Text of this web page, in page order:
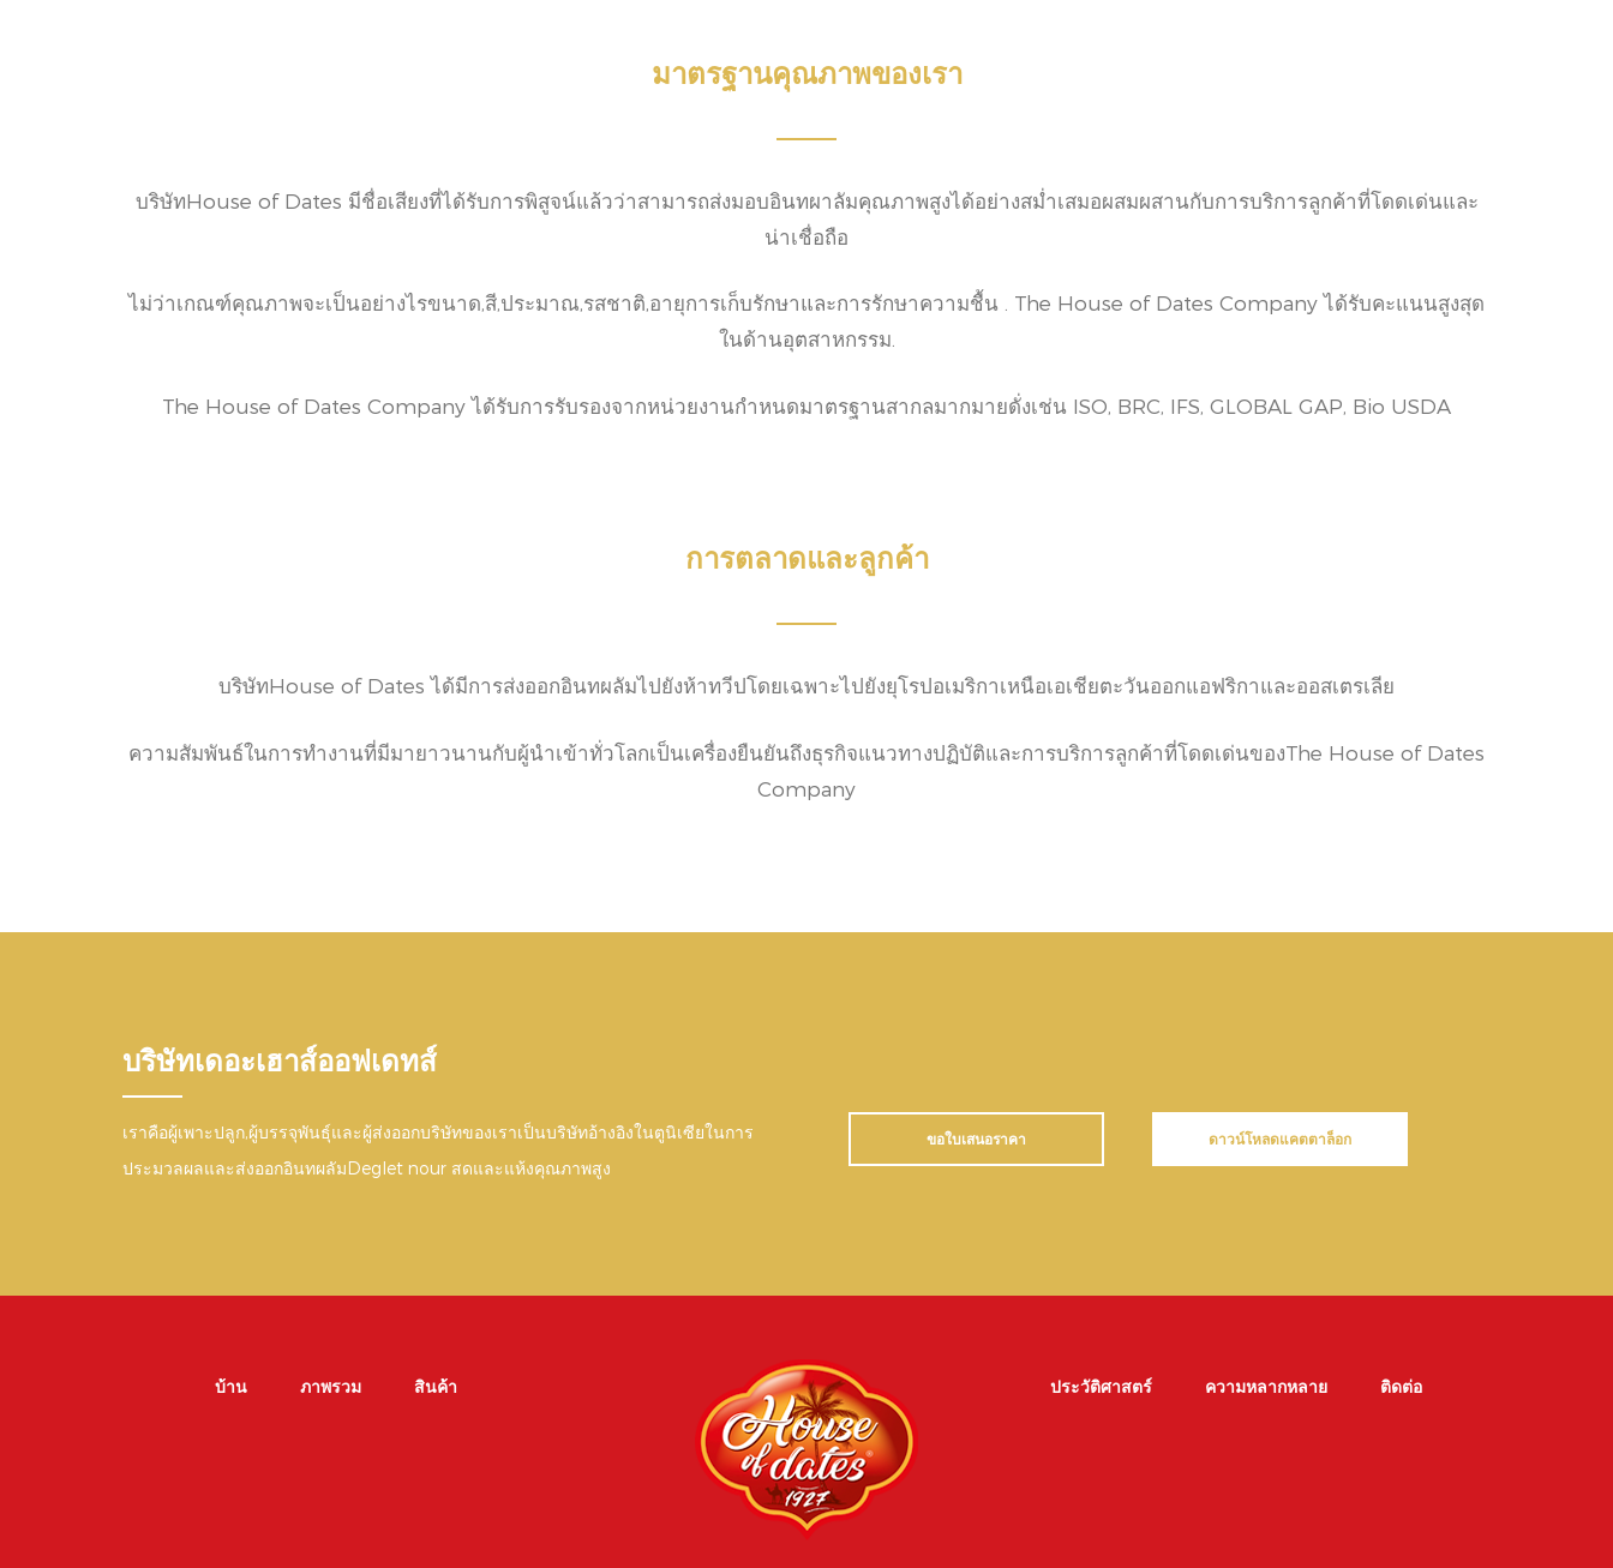
มาตรฐานคุณภาพของเรา
บริษัทHouse of Dates มีชื่อเสียงที่ได้รับการพิสูจน์แล้วว่าสามารถส่งมอบอินทผาลัมคุณภาพสูงได้อย่างสม่ำเสมอผสมผสานกับการบริการลูกค้าที่โดดเด่นและ
น่าเชื่อถือ
ไม่ว่าเกณฑ์คุณภาพจะเป็นอย่างไรขนาด,สี,ประมาณ,รสชาติ,อายุการเก็บรักษาและการรักษาความชื้น . The House of Dates Company ได้รับคะแนนสูงสุด
ในด้านอุตสาหกรรม.
The House of Dates Company ได้รับการรับรองจากหน่วยงานกำหนดมาตรฐานสากลมากมายดั่งเช่น ISO, BRC, IFS, GLOBAL GAP, Bio USDA
การตลาดและลูกค้า
บริษัทHouse of Dates ได้มีการส่งออกอินทผลัมไปยังห้าทวีปโดยเฉพาะไปยังยุโรปอเมริกาเหนือเอเชียตะวันออกแอฟริกาและออสเตรเลีย
ความสัมพันธ์ในการทำงานที่มีมายาวนานกับผู้นำเข้าทั่วโลกเป็นเครื่องยืนยันถึงธุรกิจแนวทางปฏิบัติและการบริการลูกค้าที่โดดเด่นของThe House of Dates
Company
บริษัทเดอะเฮาส์ออฟเดทส์
เราคือผู้เพาะปลูก,ผู้บรรจุพันธุ์และผู้ส่งออกบริษัทของเราเป็นบริษัทอ้างอิงในตูนิเซียในการ
ประมวลผลและส่งออกอินทผลัมDeglet nour สดและแห้งคุณภาพสูง
ขอใบเสนอราคา ดาวน์โหลดแคตตาล็อก
บ้าน ภาพรวม สินค้า ประวัติศาสตร์ ความหลากหลาย ติดต่อ